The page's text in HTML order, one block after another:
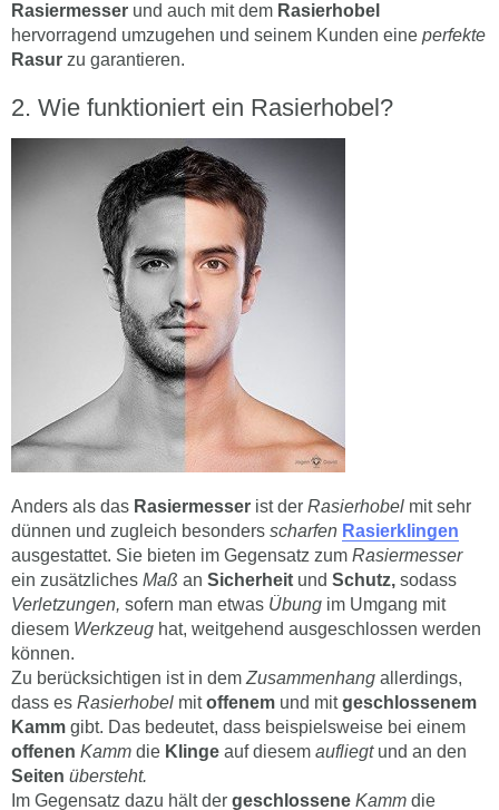
Rasiermesser und auch mit dem Rasierhobel
hervorragend umzugehen und seinem Kunden eine perfekte
Rasur zu garantieren.
Wie funktioniert ein Rasierhobel?
Anders als das Rasiermesser ist der Rasierhobel mit sehr
dünnen und zugleich besonders scharfen Rasierklingen
ausgestattet. Sie bieten im Gegensatz zum Rasiermesser
ein zusätzliches Maß an Sicherheit und Schutz, sodass
Verletzungen, sofern man etwas Übung im Umgang mit
diesem Werkzeug hat, weitgehend ausgeschlossen werden
können.
Zu berücksichtigen ist in dem Zusammenhang allerdings,
dass es Rasierhobel mitoffenem und mitgeschlossenem
Kamm gibt. Das bedeutet, dass beispielsweise bei einem
offenen Kamm die Klinge auf diesem aufliegtund an den
Seiten übersteht.
Im Gegensatz dazu hält der geschlossene Kamm die